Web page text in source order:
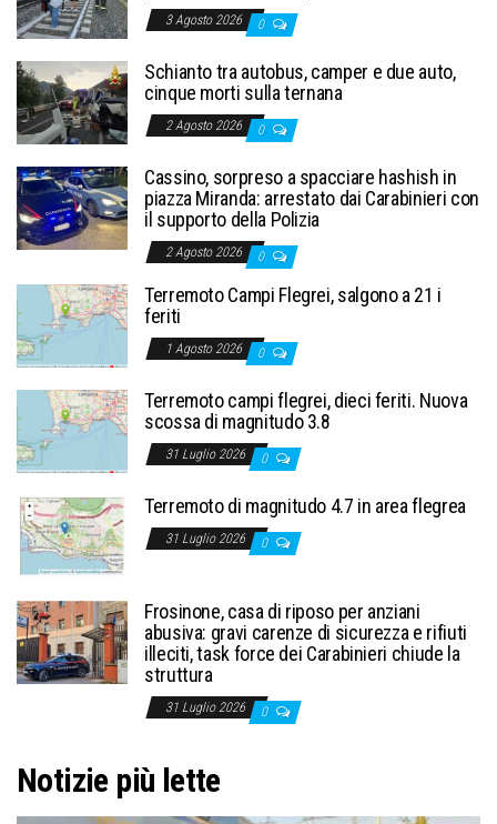
3 Agosto 2026 0
Schianto tra autobus, camper e due auto,
cinque morti sulla ternana
2 Agosto 2026 0
Cassino, sorpreso a spacciare hashish in
piazza Miranda: arrestato dai Carabinieri con
il supporto della Polizia
2 Agosto 2026 0
Terremoto Campi Flegrei, salgono a 21 i
feriti
1 Agosto 2026 0
Terremoto campi flegrei, dieci feriti. Nuova
scossa di magnitudo 3.8
31 Luglio 2026 0
Terremoto di magnitudo 4.7 in area flegrea
31 Luglio 2026 0
Frosinone, casa di riposo per anziani
abusiva: gravi carenze di sicurezza e rifiuti
illeciti, task force dei Carabinieri chiude la
struttura
31 Luglio 2026 0
Notizie più lette